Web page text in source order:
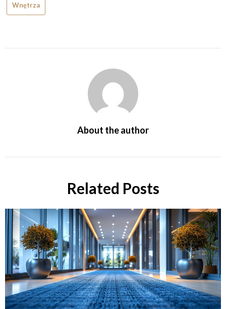
Wnętrza
About the author
Related Posts